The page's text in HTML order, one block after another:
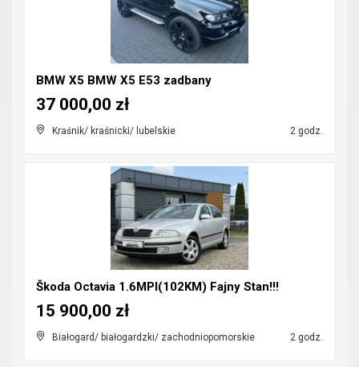
BMW X5 BMW X5 E53 zadbany
Kraśnik/ kraśnicki/ lubelskie 2 godz.
37 000,00 zł
Škoda Octavia 1.6MPI(102KM) Fajny Stan!!!
Białogard/ białogardzki/ zachodniopomorskie 2 godz.
15 900,00 zł